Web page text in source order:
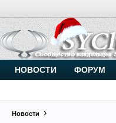
Новости
Внимание, новые
Основное общение
Присоединяйтесь.
Чип-тюнинг
Прошедшие встречи
НОВОСТИ ФОРУМ